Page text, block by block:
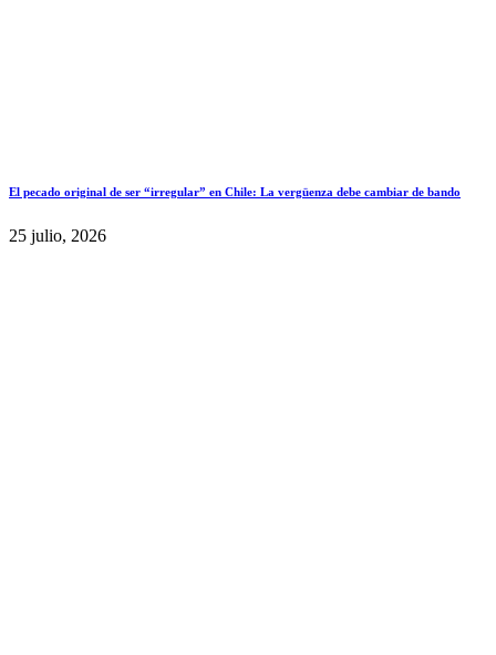
El pecado original de ser “irregular” en Chile: La vergüenza debe cambiar de bando
25 julio, 2026